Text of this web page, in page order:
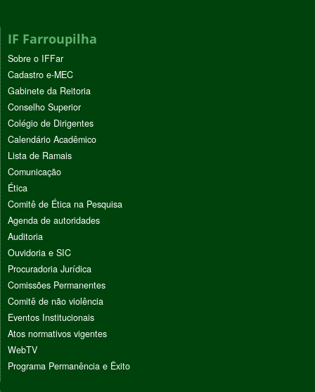
IF Farroupilha
Sobre o IFFar
Cadastro e-MEC
Gabinete da Reitoria
Conselho Superior
Colégio de Dirigentes
Calendário Acadêmico
Lista de Ramais
Comunicação
Ética
Comitê de Ética na Pesquisa
Agenda de autoridades
Auditoria
Ouvidoria e SIC
Procuradoria Jurídica
Comissões Permanentes
Comitê de não violência
Eventos Institucionais
Atos normativos vigentes
WebTV
Programa Permanência e Êxito